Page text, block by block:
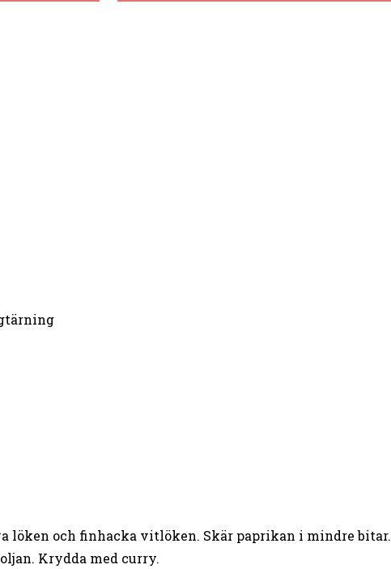
löken och finhacka vitlöken. Skär paprikan i mindre bitar.
Krydda med curry.